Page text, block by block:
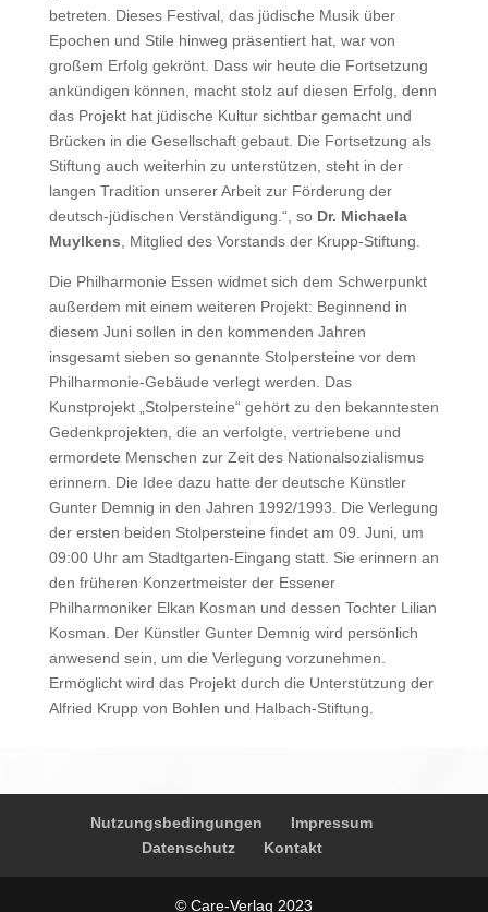
betreten. Dieses Festival, das jüdische Musik über
Epochen und Stile hinweg präsentiert hat, war von
großem Erfolg gekrönt. Dass wir heute die Fortsetzung
ankündigen können, macht stolz auf diesen Erfolg, denn
das Projekt hat jüdische Kultur sichtbar gemacht und
Brücken in die Gesellschaft gebaut. Die Fortsetzung als
Stiftung auch weiterhin zu unterstützen, steht in der
langen Tradition unserer Arbeit zur Förderung der
deutsch-jüdischen Verständigung.“, so Dr. Michaela
Muylkens , Mitglied des Vorstands der Krupp-Stiftung.
Die Philharmonie Essen widmet sich dem Schwerpunkt
außerdem mit einem weiteren Projekt: Beginnend in
diesem Juni sollen in den kommenden Jahren
insgesamt sieben so genannte Stolpersteine vor dem
Philharmonie-Gebäude verlegt werden. Das
Kunstprojekt „Stolpersteine“ gehört zu den bekanntesten
Gedenkprojekten, die an verfolgte, vertriebene und
ermordete Menschen zur Zeit des Nationalsozialismus
erinnern. Die Idee dazu hatte der deutsche Künstler
Gunter Demnig in den Jahren 1992/1993. Die Verlegung
der ersten beiden Stolpersteine findet am 09. Juni, um
09:00 Uhr am Stadtgarten-Eingang statt. Sie erinnern an
den früheren Konzertmeister der Essener
Philharmoniker Elkan Kosman und dessen Tochter Lilian
Kosman. Der Künstler Gunter Demnig wird persönlich
anwesend sein, um die Verlegung vorzunehmen.
Ermöglicht wird das Projekt durch die Unterstützung der
Alfried Krupp von Bohlen und Halbach-Stiftung.
Nutzungsbedingungen
Impressum
Datenschutz
Kontakt
© Care-Verlag 2023